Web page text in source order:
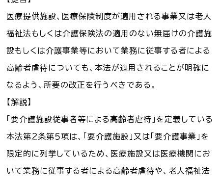
医療提供施設、医療保険制度が適用される事業又は老人
福祉法もしくは介護保険法の適用のない無届けの介護施
設もしくは介護事業等において業務に従事する者による
高齢者虐待についても、本法が適用されることが明確に
なるよう、所要の改正を行うべきである。
【解説】
「要介護施設従事者等による高齢者虐待」を定義している
本法第２条第５項は、「要介護施設」又は「要介護事業」を
限定的に列挙しているため、医療施設又は医療機関にお
いて業務に従事する者による高齢者虐待や、老人福祉法